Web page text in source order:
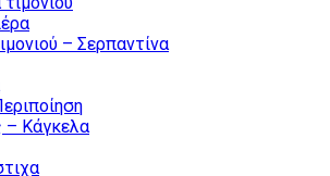
– Σερπαντίνα
– Κάγκελα